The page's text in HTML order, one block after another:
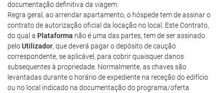
documentação definitiva da viagem.
Regra geral, ao arrendar apartamento, o hóspede tem de assinar o
contrato de autorização oficial da locação no local. Este Contrato,
do qual a Plataforma não é uma das partes, tem de ser assinado
peloUtilizador, que deverá pagar o depósito de caução
correspondente, se aplicável, para cobrir quaisquer danos
subsequentes à propriedade. Normalmente, as chaves são
levantadas durante o horário de expediente na receção do edifício
ou no local indicado na documentação do programa/oferta